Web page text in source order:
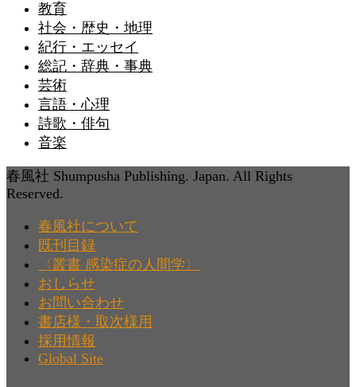
教育
社会・歴史・地理
紀行・エッセイ
総記・辞典・事典
芸術
言語・心理
詩歌・俳句
音楽
春風社 Shumpusha Publishing. Japan. All Rights
Reserved.
春風社について
既刊目録
〈叢書 感染症の人間学〉
おしらせ
お問い合わせ
書店様・取次様用
採用情報
Global Site